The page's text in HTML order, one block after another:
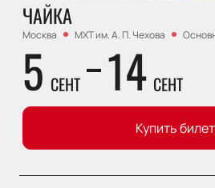
ЧАЙКА
Москва МХТ им. А. П. Чехова
5 СЕНТ 14 СЕНТ
Купить